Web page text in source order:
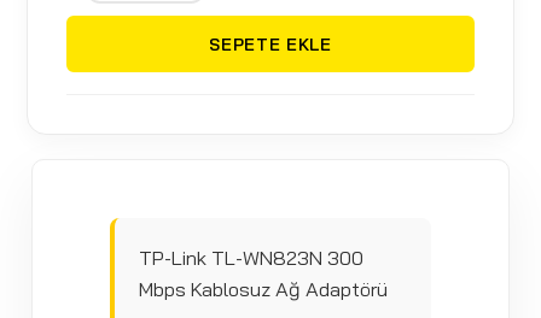
SEPETE EKLE
TP-Link TL-WN823N 300
Mbps Kablosuz Ağ Adaptörü